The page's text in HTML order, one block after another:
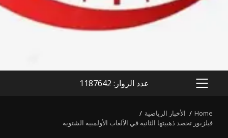
PRIMARY
عدد الزوار: 1187642
Home
الأخبار الرياضية
فيلزبور تحصد ذهبيتها الثانية في الألعاب الأولمبية الشتوية